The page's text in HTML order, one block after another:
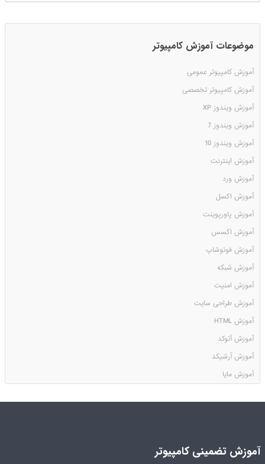
موضوعات آموزش کامپیوتر
آموزش کامپیوتر عمومی
آموزش کامپیوتر تخصصی
آموزش ویندوز XP
آموزش ویندوز 7
آموزش ویندوز 10
آموزش اینترنت
آموزش ورد
آموزش اکسل
آموزش پاورپوینت
آموزش اکسس
آموزش فوتوشاپ
آموزش شبکه
آموزش امنیت
آموزش طراحی سایت
آموزش HTML
آموزش آتوکد
آموزش آرشیکد
آموزش مایا
آموزش تضمینی کامپیوتر